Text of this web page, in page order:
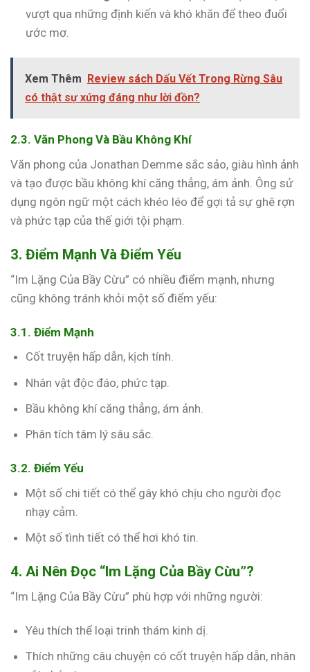
vượt qua những định kiến và khó khăn để theo đuổi
ước mơ.
Xem Thêm Review sách Dấu Vết Trong Rừng Sâu
có thật sự xứng đáng như lời đồn?
2.3. Văn Phong Và Bầu Không Khí
Văn phong của Jonathan Demme sắc sảo, giàu hình ảnh
và tạo được bầu không khí căng thẳng, ám ảnh. Ông sử
dụng ngôn ngữ một cách khéo léo để gợi tả sự ghê rợn
và phức tạp của thế giới tội phạm.
3. Điểm Mạnh Và Điểm Yếu
“Im Lặng Của Bầy Cừu” có nhiều điểm mạnh, nhưng
cũng không tránh khỏi một số điểm yếu:
3.1. Điểm Mạnh
Cốt truyện hấp dẫn, kịch tính.
Nhân vật độc đáo, phức tạp.
Bầu không khí căng thẳng, ám ảnh.
Phân tích tâm lý sâu sắc.
3.2. Điểm Yếu
Một số chi tiết có thể gây khó chịu cho người đọc
nhạy cảm.
Một số tình tiết có thể hơi khó tin.
4. Ai Nên Đọc “Im Lặng Của Bầy Cừu”?
“Im Lặng Của Bầy Cừu” phù hợp với những người:
Yêu thích thể loại trinh thám kinh dị.
Thích những câu chuyện có cốt truyện hấp dẫn, nhân